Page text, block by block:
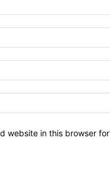
website in this browser